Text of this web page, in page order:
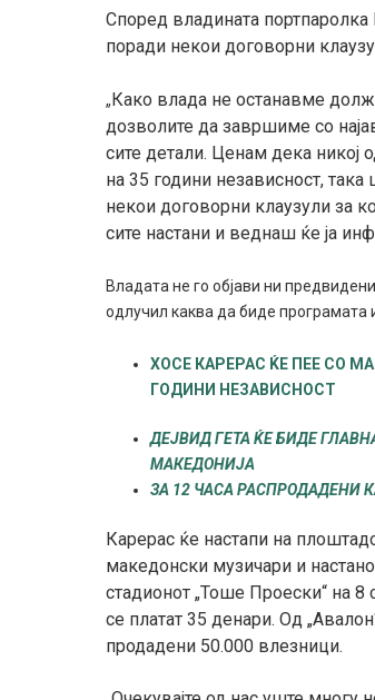
Според владината портпаролка
поради некои договорни
„Како влада не останавме
дозволите да завршиме со
сите детали. Ценам дека никој
на 35 години независност,
некои договорни клаузули за
сите настани и веднаш ќе ја
Владата не го објави ни
одлучил каква да биде програмата и
ХОСЕ КАРЕРАС ЌЕ ПЕЕ СО
ГОДИНИ НЕЗАВИСНОСТ
ДЕЈВИД ГЕТА ЌЕ БИДЕ
МАКЕДОНИЈА
ЗА 12 ЧАСА РАСПРОДАДЕНИ
Карерас ќе настапи на
македонски музичари и
стадионот „Тоше Проески“ на
се платат 35 денари. Од
продадени 50.000 влезници.